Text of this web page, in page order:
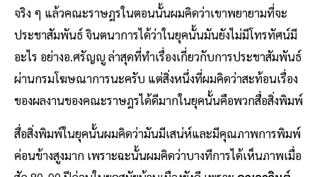
จริง ๆ แล้วคณะราษฎรในตอนนั้นผมคิดว่าเขาพยายามที่จะ
ประชาสัมพันธ์ จินตนาการได้ว่าในยุคนั้นมันยังไม่มีโทรทัศน์มี
อะไร อย่างอ.ศรัญญู ล่าสุดที่ทำเรื่องเกี่ยวกับการประชาสัมพันธ์
ผ่านกรมโฆษณาการนะครับ แต่สิ่งหนึ่งที่ผมคิดว่าสะท้อนเรื่อง
ของผลงานของคณะราษฎรได้ดีมากในยุคนั้นคือพวกสื่อสิ่งพิมพ์
สื่อสิ่งพิมพ์ในยุคนั้นผมคิดว่ามันมีเสน่ห์และมีคุณภาพการพิมพ์
ค่อนข้างสูงมาก เพราะฉะนั้นผมคิดว่าบางทีการได้เห็นภาพเมื่อ